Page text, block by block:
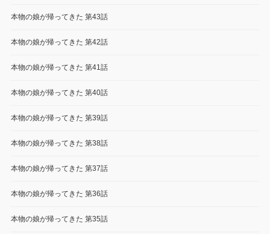
本物の娘が帰ってきた 第43話
本物の娘が帰ってきた 第42話
本物の娘が帰ってきた 第41話
本物の娘が帰ってきた 第40話
本物の娘が帰ってきた 第39話
本物の娘が帰ってきた 第38話
本物の娘が帰ってきた 第37話
本物の娘が帰ってきた 第36話
本物の娘が帰ってきた 第35話